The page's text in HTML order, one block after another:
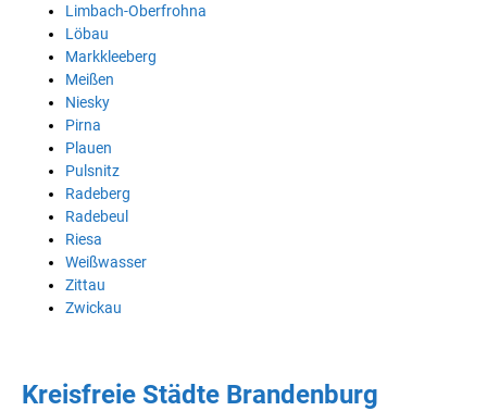
Limbach-Oberfrohna
Löbau
Markkleeberg
Meißen
Niesky
Pirna
Plauen
Pulsnitz
Radeberg
Radebeul
Riesa
Weißwasser
Zittau
Zwickau
Kreisfreie Städte Brandenburg